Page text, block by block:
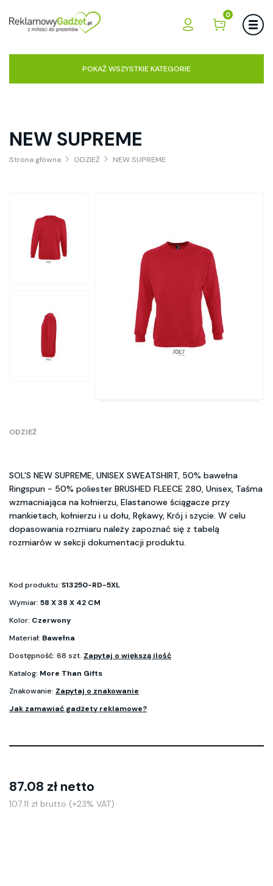
0
POKAŻ WSZYSTKIE KATEGORIE
NEW SUPREME
Strona główna ODZIEŻ NEW SUPREME
ODZIEŻ
SOL'S NEW SUPREME, UNISEX SWEATSHIRT, 50% bawełna
Ringspun - 50% poliester BRUSHED FLEECE 280, Unisex, Taśma
wzmacniająca na kołnierzu, Elastanowe ściągacze przy
mankietach, kołnierzu i u dołu, Rękawy, Krój i szycie. W celu
dopasowania rozmiaru należy zapoznać się z tabelą
rozmiarów w sekcji dokumentacji produktu.
Kod produktu: S13250-RD-5XL
Wymiar: 58 X 38 X 42 CM
Kolor: Czerwony
Materiał: Bawełna
Dostępność: 68 szt. Zapytaj o większą ilość
Katalog: More Than Gifts
Znakowanie: Zapytaj o znakowanie
Jak zamawiać gadżety reklamowe?
87.08 zł netto
107.11 zł brutto (+23% VAT)